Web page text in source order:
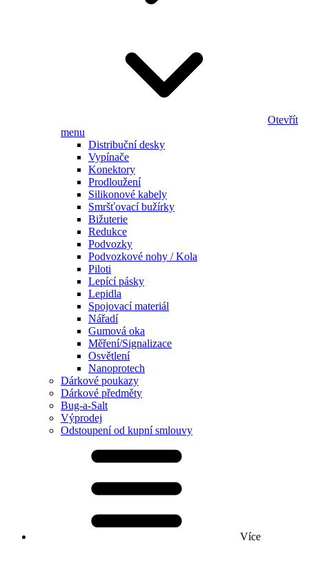
Otevřít
menu
Distribuční desky
Vypínače
Konektory
Prodloužení
Silikonové kabely
Smršťovací bužírky
Bižuterie
Redukce
Podvozky
Podvozkové nohy / Kola
Piloti
Lepící pásky
Lepidla
Spojovací materiál
Nářadí
Gumová oka
Měření/Signalizace
Osvětlení
Nanoprotech
Dárkové poukazy
Dárkové předměty
Bug-a-Salt
Výprodej
Odstoupení od kupní smlouvy
Více